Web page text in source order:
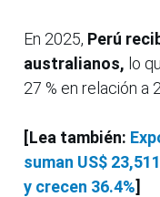
En 2025, Perú
australianos, lo
27 % en relación a
[Lea también:
suman US$
y crecen 36.4%]